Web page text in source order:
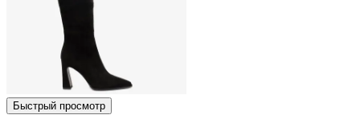
Быстрый просмотр